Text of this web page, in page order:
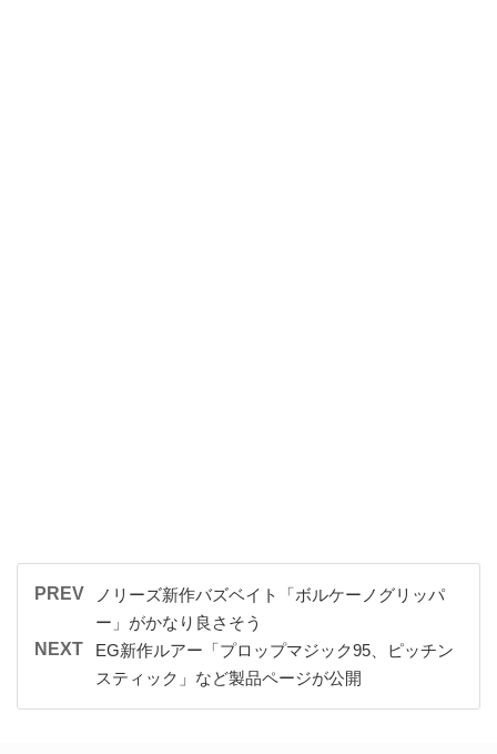
PREV
ノリーズ新作バズベイト「ボルケーノグリッパ
ー」がかなり良さそう
NEXT
EG新作ルアー「プロップマジック95、ピッチン
スティック」など製品ページが公開